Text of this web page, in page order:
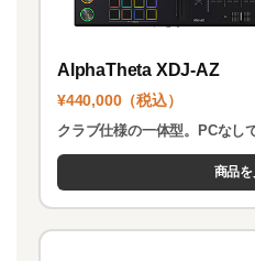
AlphaTheta XDJ-AZ
¥440,000（税込）
クラブ仕様の一体型。PCなし
商品